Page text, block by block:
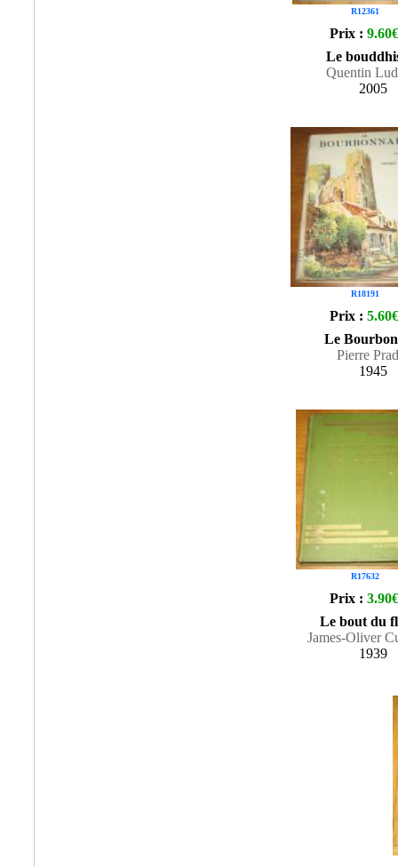
R12361
Prix : 9.60€
Le
Quentin
2005
R18191
Prix : 5.60€
Le
Pierre
1945
R17632
Prix : 3.90€
Le bout du
James-Oliver
1939